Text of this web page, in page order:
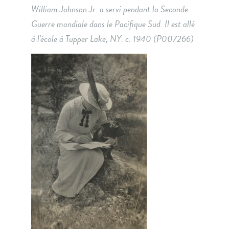
William Johnson Jr. a servi pendant la Seconde
Guerre mondiale dans le Pacifique Sud. Il est allé
à l'école à Tupper Lake, NY. c. 1940 (P007266)